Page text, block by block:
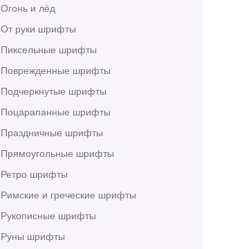
Огонь и лёд
От руки шрифты
Пиксельные шрифты
Поврежденные шрифты
Подчеркнутые шрифты
Поцарапанные шрифты
Праздничные шрифты
Прямоугольные шрифты
Ретро шрифты
Римские и греческие шрифты
Рукописные шрифты
Руны шрифты